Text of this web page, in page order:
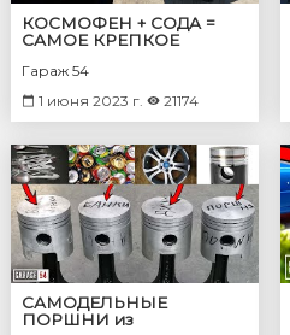
КОСМОФЕН + СОДА =
САМОЕ КРЕПКОЕ
Гараж 54
1 июня 2023 г.
21174
САМОДЕЛЬНЫЕ
ПОРШНИ из